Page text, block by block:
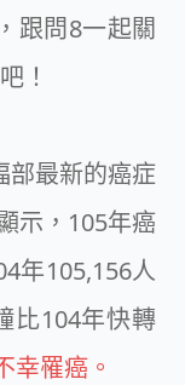
跟問8一起關
！
部最新的癌症
示，105年癌
年105,156人
比104年快轉
幸罹癌。